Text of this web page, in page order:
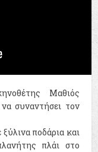
Μαθιός
συναντήσει τον
ποδάρια και
πλάι στο